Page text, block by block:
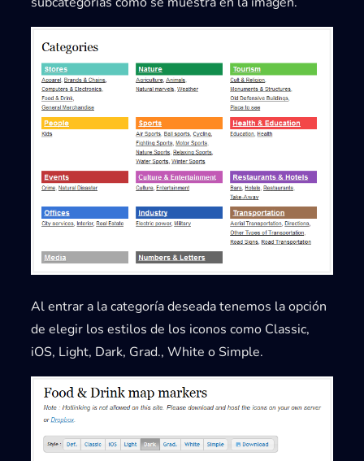
Al entrar a la categoría deseada tenemos la opción
de elegir los estilos de los iconos como Classic,
iOS, Light, Dark, Grad., White o Simple.